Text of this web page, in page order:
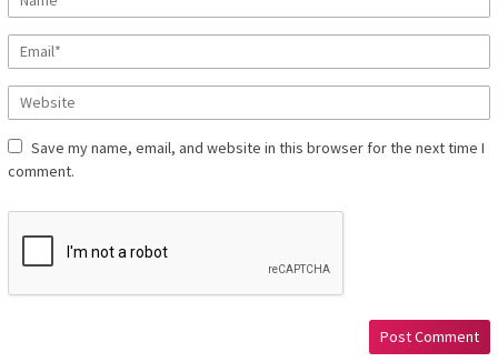
Save my name, email, and website in this browser for the next time I
comment.